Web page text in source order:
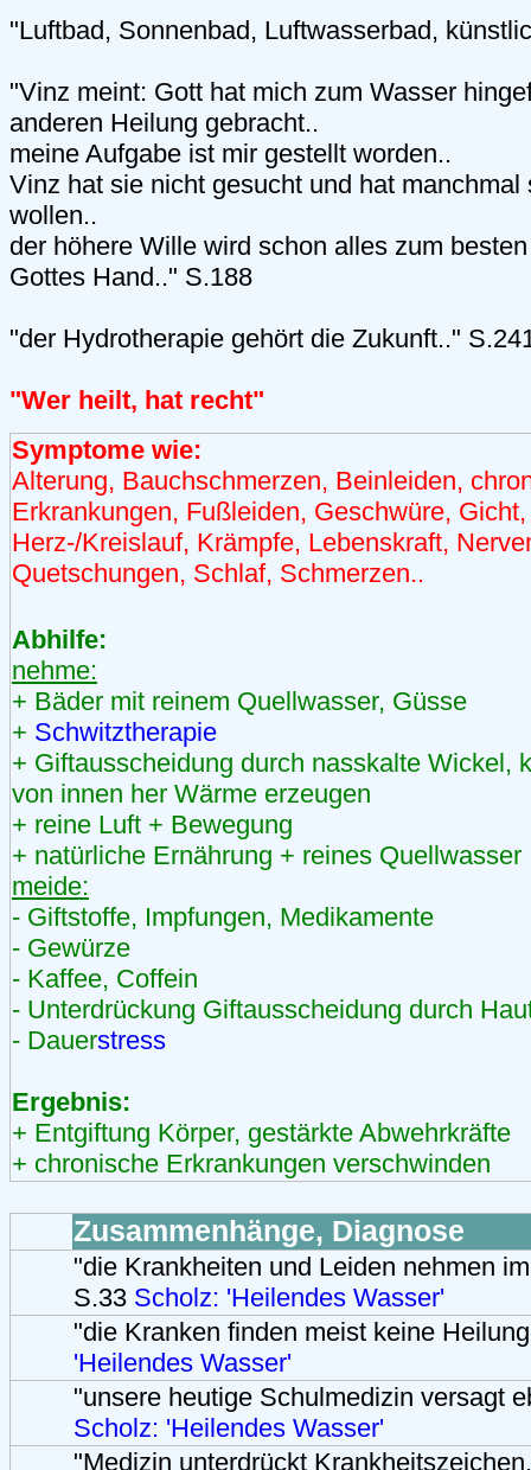
"Luftbad, Sonnenbad, Luftwasserbad,
"Vinz meint: Gott hat mich zum Wasser
anderen Heilung gebracht..
meine Aufgabe ist mir gestellt worden..
Vinz hat sie nicht gesucht und hat manchmal
wollen..
der höhere Wille wird schon alles zum
Gottes Hand.." S.188
"der Hydrotherapie gehört die Zukunft.."
"Wer heilt, hat recht"
Symptome wie:
Alterung, Bauchschmerzen, Beinleiden,
Erkrankungen, Fußleiden, Geschwüre,
Herz-/Kreislauf, Krämpfe, Lebenskraft,
Quetschungen, Schlaf, Schmerzen..
Abhilfe:
nehme:
+ Bäder mit reinem Quellwasser, Güsse
+ Schwitztherapie
+ Giftausscheidung durch nasskalte Wickel,
von innen her Wärme erzeugen
+ reine Luft + Bewegung
+ natürliche Ernährung + reines Quellwasser
meide:
- Giftstoffe, Impfungen, Medikamente
- Gewürze
- Kaffee, Coffein
- Unterdrückung Giftausscheidung durch
- Dauerstress
Ergebnis:
+ Entgiftung Körper, gestärkte Abwehrkräfte
+ chronische Erkrankungen verschwinden
Zusammenhänge, Diagnose
"die Krankheiten und Leiden nehmen
S.33 Scholz: 'Heilendes Wasser'
"die Kranken finden meist keine
'Heilendes Wasser'
"unsere heutige Schulmedizin versagt
Scholz: 'Heilendes Wasser'
"Medizin unterdrückt